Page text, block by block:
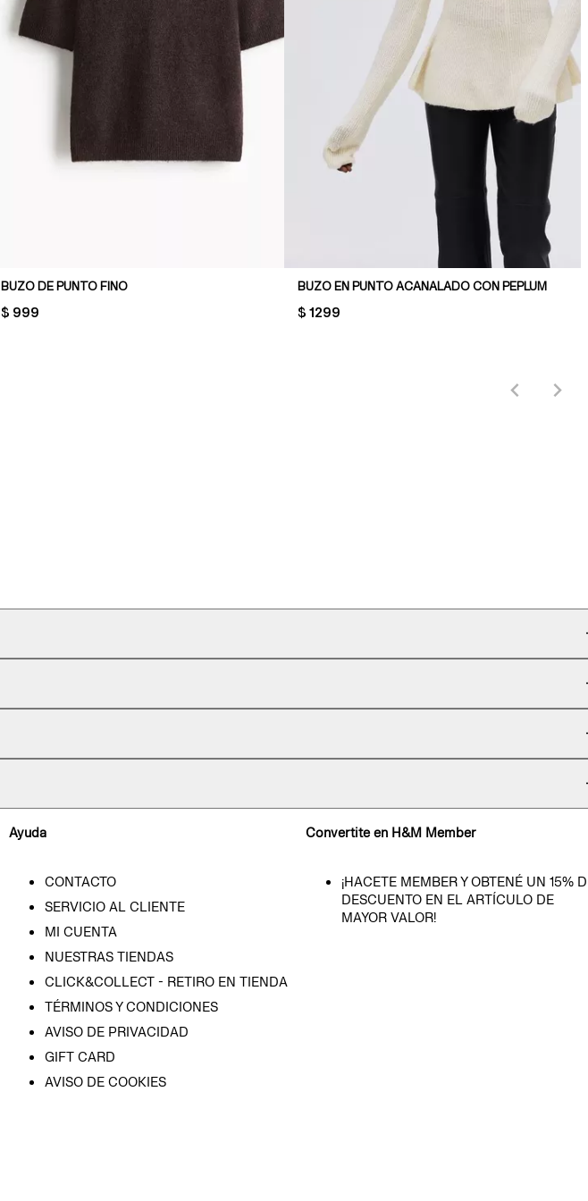
BUZO DE PUNTO FINO
PRICE:
$ 999
BUZO EN PUNTO ACANALADO CON PEPLUM
PRICE:
$ 1299
Ayuda
CONTACTO
SERVICIO AL CLIENTE
MI CUENTA
NUESTRAS TIENDAS
CLICK&COLLECT - RETIRO EN TIENDA
TÉRMINOS Y CONDICIONES
AVISO DE PRIVACIDAD
GIFT CARD
AVISO DE COOKIES
Convertite en H&M Member
¡HACETE MEMBER Y OBTENÉ UN 15%
DESCUENTO EN EL ARTÍCULO DE
MAYOR VALOR!